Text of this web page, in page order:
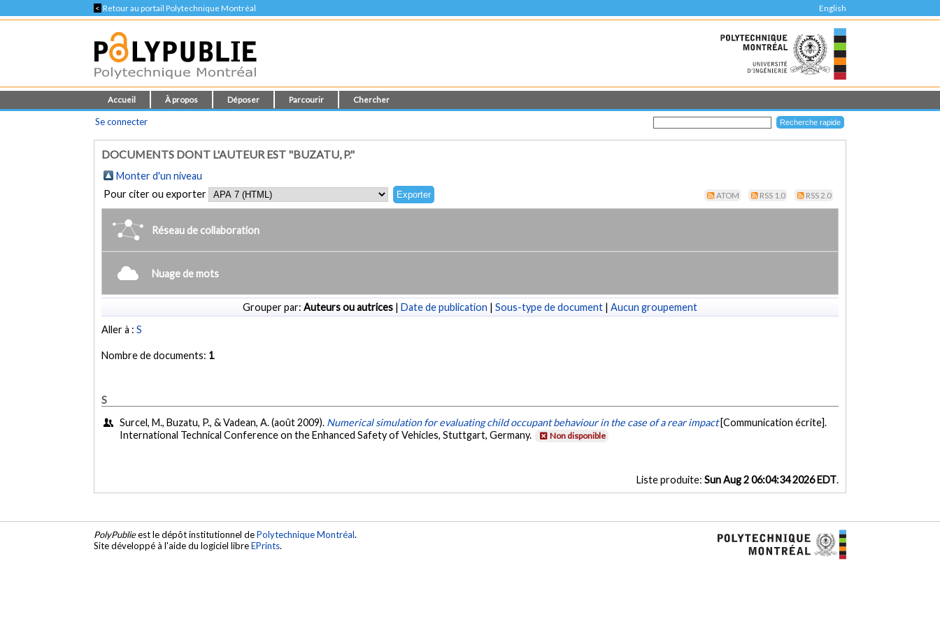
< Retour au portail Polytechnique Montréal English
Accueil À propos Déposer Parcourir Chercher
Se connecter
DOCUMENTS DONT L'AUTEUR EST "BUZATU, P."
Monter d'un niveau
Pour citer ou exporter
ATOM RSS 1.0 RSS 2.0
Réseau de collaboration
Nuage de mots
Grouper par: Auteurs ou autrices | Date de publication | Sous-type de document | Aucun groupement
Aller à :S
Nombre de documents: 1
S
Surcel, M., Buzatu, P., & Vadean, A. (août 2009). Numerical simulation for evaluating child occupant behaviour in the case of a rear impact [Communication écrite].
International Technical Conference on the Enhanced Safety of Vehicles, Stuttgart, Germany.
Non disponible
Liste produite: Sun Aug 2 06:04:34 2026 EDT.
PolyPublieest le dépôt institutionnel dePolytechnique Montréal.
Site développé à l'aide du logiciel libreEPrints.